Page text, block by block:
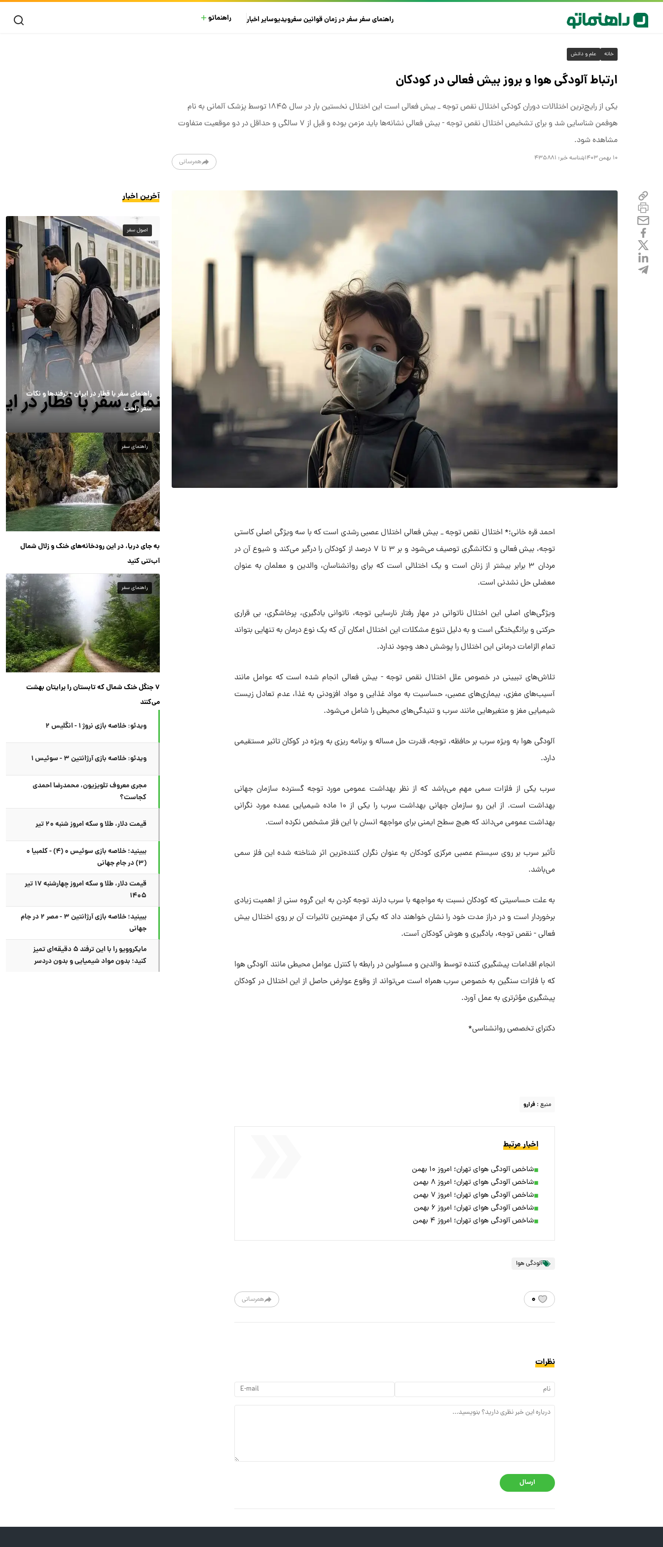
راهنمای سفرسفر در زمانقوانین سفرویدیوسایراخبار راهنماتو
خانه علم و دانش
ارتباط آلودگی هوا و بروز بیش فعالی در کودکان
یکی از رایج‌ترین اختلالات دوران کودکی اختلال نقص توجه _ بیش فعالی است این اختلال نخستین بار در سال ۱۸۴۵ توسط پزشک آلمانی به نام
هوفمن شناسایی شد و برای تشخیص اختلال نقص توجه - بیش فعالی نشانه‌ها باید مزمن بوده و قبل از ۷ سالگی و حداقل در دو موقعیت متفاوت
مشاهده شود.
۱۰ بهمن ۱۴۰۳ شناسه خبر: ۴۳۵۸۸۱ همرسانی
احمد قره خانی؛* اختلال نقص توجه _ بیش فعالی اختلال عصبی رشدی است که با سه ویژگی اصلی کاستی
توجه، بیش فعالی و تکانشگری توصیف می‌شود و بر ۳ تا ۷ درصد از کودکان را درگیر می‌کند و شیوع آن در
مردان ۳ برابر بیشتر از زنان است و یک اختلالی است که برای روانشناسان، والدین و معلمان به عنوان
معضلی حل نشدنی است.
ویژگی‌های اصلی این اختلال ناتوانی در مهار رفتار نارسایی توجه، ناتوانی یادگیری، پرخاشگری، بی قراری
حرکتی و برانگیختگی است و به دلیل تنوع مشکلات این اختلال امکان آن که یک نوع درمان به تنهایی بتواند
تمام الزامات درمانی این اختلال را پوشش دهد وجود ندارد.
تلاش‌های تبیینی در خصوص علل اختلال نقص توجه - بیش فعالی انجام شده است که عوامل مانند
آسیب‌های مغزی، بیماری‌های عصبی، حساسیت به مواد غذایی و مواد افزودنی به غذا، عدم تعادل زیست
شیمیایی مغز و متغیر‌هایی مانند سرب و تنیدگی‌های محیطی را شامل می‌شود.
آلودگی هوا به ویژه سرب بر حافظه، توجه، قدرت حل مساله و برنامه ریزی به ویژه در کوکان تاثیر مستقیمی
دارد.
سرب یکی از فلزات سمی مهم می‌باشد که از نظر بهداشت عمومی مورد توجه گسترده سازمان جهانی
بهداشت است. از این رو سازمان جهانی بهداشت سرب را یکی از ۱۰ ماده شیمیایی عمده مورد نگرانی
بهداشت عمومی می‌داند که هیچ سطح ایمنی برای مواجهه انسان با این فلز مشخص نکرده است.
تأثیر سرب بر روی سیستم عصبی مرکزی کودکان به عنوان نگران کننده‌ترین اثر شناخته شده این فلز سمی
می‌باشد.
به علت حساسیتی که کودکان نسبت به مواجهه با سرب دارند توجه کردن به این گروه سنی از اهمیت زیادی
برخوردار است و در دراز مدت خود را نشان خواهند داد که یکی از مهمترین تاثیرات آن بر روی اختلال بیش
فعالی - نقص توجه، یادگیری و هوش کودکان آست.
انجام اقدامات پیشگیری کننده توسط والدین و مسئولین در رابطه با کنترل عوامل محیطی مانند آلودگی هوا
که با فلزات سنگین به خصوص سرب همراه است می‌تواند از وقوع عوارض حاصل از این اختلال در کودکان
پیشگیری مؤثرتری به عمل آورد.
دکترای تخصصی روانشناسی*
منبع : فرارو
اخبار مرتبط
شاخص آلودگی هوای تهران؛ امروز ۱۰ بهمن
شاخص آلودگی هوای تهران؛ امروز ۸ بهمن
شاخص آلودگی هوای تهران؛ امروز ۷ بهمن
شاخص آلودگی هوای تهران؛ امروز ۶ بهمن
شاخص آلودگی هوای تهران؛ امروز ۴ بهمن
آلودگی هوا
همرسانی ۰
نظرات
ارسال
آخرین اخبار
اصول سفر
راهنمای سفر با قطار در ایران + ترفندها و نکات
سفر راحت
راهنمای سفر
به جای دریا، در این رودخانه‌های خنک و زلال شمال
آب‌تنی کنید
راهنمای سفر
۷ جنگل خنک شمال که تابستان را برایتان بهشت
می‌کنند
ویدئو: خلاصه بازی نروژ ۱ - انگلیس ۲
ویدئو: خلاصه بازی آرژانتین ۳ - سوئیس ۱
مجری معروف تلویزیون، محمدرضا احمدی
کجاست؟
قیمت دلار، طلا و سکه امروز شنبه ۲۰ تیر
ببینید؛ خلاصه بازی سوئیس ۰ (۴) - کلمبیا ۰
(۳) در جام جهانی
قیمت دلار، طلا و سکه امروز چهارشنبه ۱۷ تیر
۱۴۰۵
ببینید؛ خلاصه بازی آرژانتین ۳ - مصر ۲ در جام
جهانی
مایکروویو را با این ترفند ۵ دقیقه‌ای تمیز
کنید؛ بدون مواد شیمیایی و بدون دردسر